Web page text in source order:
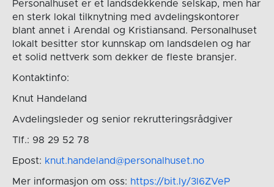
Personalhuset er et landsdekkende selskap, men har
en sterk lokal tilknytning med avdelingskontorer
blant annet i Arendal og Kristiansand. Personalhuset
lokalt besitter stor kunnskap om landsdelen og har
et solid nettverk som dekker de fleste bransjer.
Kontaktinfo:
Knut Handeland
Avdelingsleder og senior rekrutteringsrådgiver
Tlf.: 98 29 52 78
Epost: knut.handeland@personalhuset.no
Mer informasjon om oss: https://bit.ly/3l6ZVeP